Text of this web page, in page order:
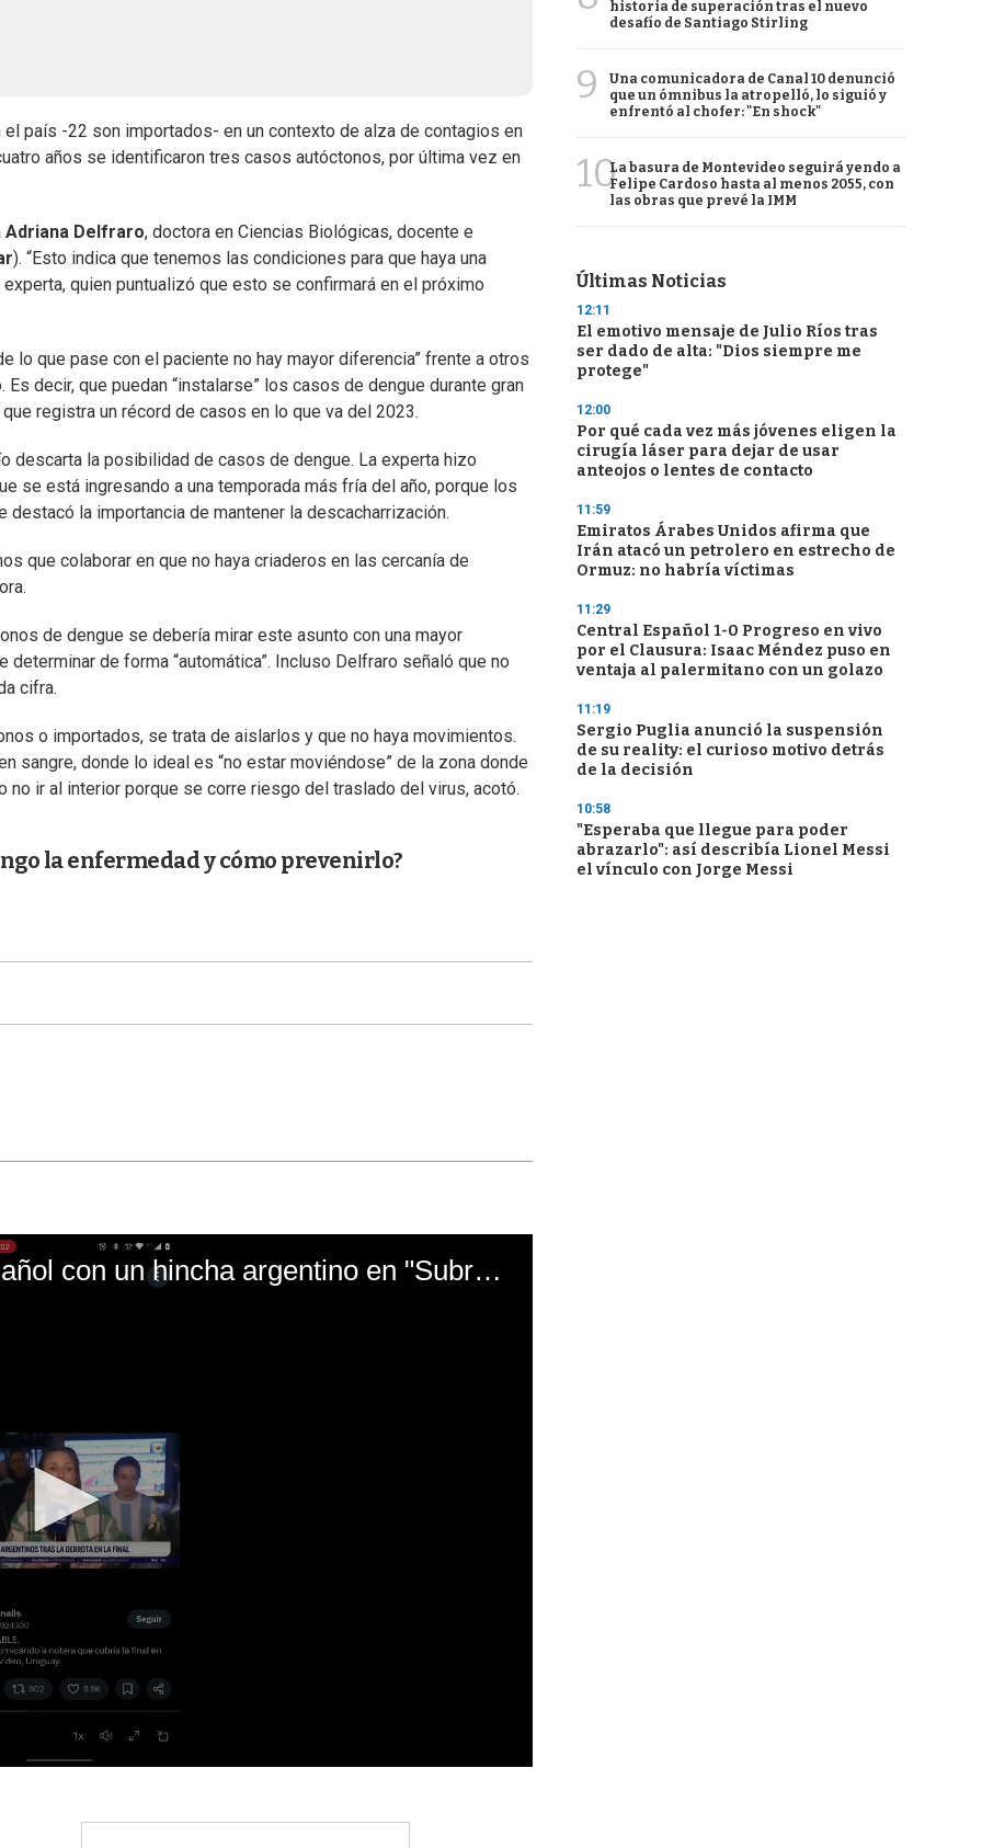
país -22 son importados- en un contexto de alza de contagios en
años se identificaron tres casos autóctonos, por última vez en
Adriana Delfraro, doctora en Ciencias Biológicas, docente e
). “Esto indica que tenemos las condiciones para que haya una
quien puntualizó que esto se confirmará en el próximo
lo que pase con el paciente no hay mayor diferencia” frente a otros
decir, que puedan “instalarse” los casos de dengue durante gran
registra un récord de casos en lo que va del 2023.
la posibilidad de casos de dengue. La experta hizo
se está ingresando a una temporada más fría del año, porque los
la importancia de mantener la descacharrización.
que colaborar en que no haya criaderos en las cercanía de
de dengue se debería mirar este asunto con una mayor
de forma “automática”. Incluso Delfraro señaló que no
cifra.
o importados, se trata de aislarlos y que no haya movimientos.
sangre, donde lo ideal es “no estar moviéndose” de la zona donde
ir al interior porque se corre riesgo del traslado del virus, acotó.
la enfermedad y cómo prevenirlo?
El mal momento de Yanina Gasañol con un hincha argentino en "Subrayado"
historia de superación tras el nuevo
desafío de Santiago Stirling
9
Una comunicadora de Canal 10 denunció
que un ómnibus la atropelló, lo siguió y
enfrentó al chofer: "En shock"
10La basura de Montevideo seguirá yendo a
Felipe Cardoso hasta al menos 2055, con
las obras que prevé la IMM
Últimas Noticias
12:11
El emotivo mensaje de Julio Ríos tras
ser dado de alta: "Dios siempre me
protege"
12:00
Por qué cada vez más jóvenes eligen la
cirugía láser para dejar de usar
anteojos o lentes de contacto
11:59
Emiratos Árabes Unidos afirma que
Irán atacó un petrolero en estrecho de
Ormuz: no habría víctimas
11:29
Central Español 1-0 Progreso en vivo
por el Clausura: Isaac Méndez puso en
ventaja al palermitano con un golazo
11:19
Sergio Puglia anunció la suspensión
de su reality: el curioso motivo detrás
de la decisión
10:58
"Esperaba que llegue para poder
abrazarlo": así describía Lionel Messi
el vínculo con Jorge Messi